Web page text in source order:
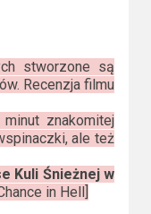
stworzone są
Recenzja filmu
znakomitej
ale też
Kuli Śnieżnej w
in Hell]